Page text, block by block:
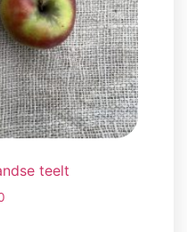
teelt